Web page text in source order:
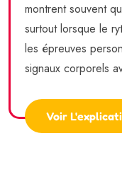
montrent souvent
surtout lorsque le
les épreuves
signaux corporels
Voir